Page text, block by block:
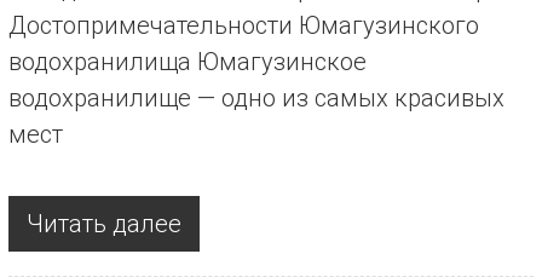
Достопримечательности Юмагузинского
водохранилища Юмагузинское
водохранилище — одно из самых красивых
мест
Читать далее